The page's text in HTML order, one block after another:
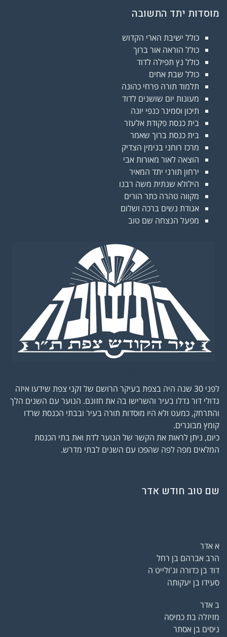
מוסדות יתד התשובה
כולל ישיבת הארי הקדוש
כולל הוראה אור ברוך
כולל נץ תפילה לדוד
כולל שבת אחים
תלמוד תורה פרחי כהונה
מעונות יום שושנים לדוד
תיכון וסמינר כנפי יונה
בית כנסת פקודת אלעזר
בית כנסת ברוך שאמר
מרכז רוחני בנימין הצדיק
הוצאה לאור מאורות אבי
ירחון תורני יתד המאיר
הילולא שנתית משה רבנו
מקווה טהרה כתר הורים
אגודת נשים ברכה ושלום
מפעל הנצחה שם טוב
לפני 30 שנה היה בצפת בעיקר הרושם של זקני צפת שידעו איזה
גדולי דור גדלו בעיר והשרישו בה את חזונם. הנוער עם השנים הלך
והתרחק, כמעט ולא היו מוסדות תורה בעיר ובבתי הכנסת שרדו
קומץ מבוגרים.
כיום, ניתן לראות את הקשר של הנוער לדת ואת בתי הכנסת
המלאים מפה לפה שהפכו עם השנים לבתי מדרש.
שם טוב חודש אדר
הרב אברהם בן רחל
דוד בן כדורה וג'ולייט ה
סעידו בן יעקותה
מזיזלה בת כמיסה
ניסים בן אסתר
מירה בת זוהרה